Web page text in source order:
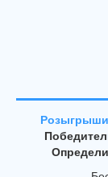
Розыгрыши